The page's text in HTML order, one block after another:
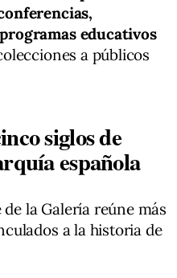
educativos
a públicos
siglos de
española
la Galería reúne más
a la historia de